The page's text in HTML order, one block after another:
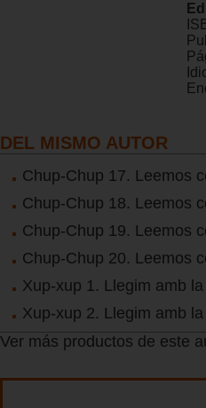
DEL MISMO AUTOR
Chup-Chup 17. Leemos
Chup-Chup 18. Leemos
Chup-Chup 19. Leemos
Chup-Chup 20. Leemos
Xup-xup 1. Llegim amb
Xup-xup 2. Llegim amb
Ver más productos de este